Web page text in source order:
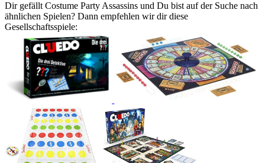
Dir gefällt Costume Party Assassins und Du bist auf der Suche nach
ähnlichen Spielen? Dann empfehlen wir dir diese
Gesellschaftsspiele: